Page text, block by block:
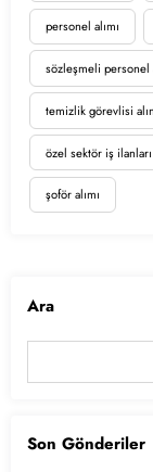
personel alımı
sözleşmeli personel
temizlik görevlisi
özel sektör iş ilanları
şoför alımı
Ara
Son Gönderiler